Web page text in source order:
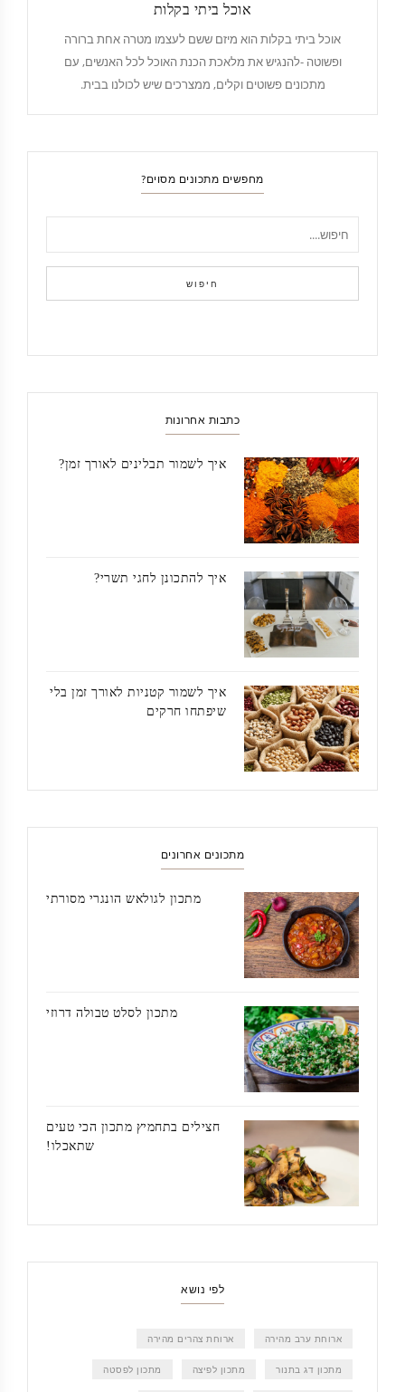
אוכל ביתי בקלות
אוכל ביתי בקלות הוא מיזם ששם לעצמו מטרה אחת ברורה
ופשוטה -להנגיש את מלאכת הכנת האוכל לכל האנשים, עם
מתכונים פשוטים וקלים, ממצרכים שיש לכולנו בבית.
מחפשים מתכונים מסוים?
חיפוש
כתבות אחרונות
איך לשמור תבלינים לאורך זמן?
איך להתכונן לחגי תשרי?
איך לשמור קטניות לאורך זמן בלי
שיפתחו חרקים
מתכונים אחרונים
מתכון לגולאש הונגרי מסורתי
מתכון לסלט טבולה דרוזי
חצילים בתחמיץ מתכון הכי טעים
שתאכלו!
לפי נושא
ארוחת ערב מהירה ארוחת צהרים מהירה
מתכון דג בתנור מתכון לפיצה מתכון לפסטה